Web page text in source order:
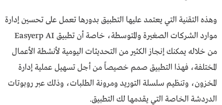
وهذه التقنية التي يعتمد عليها التطبيق بدورها تعمل على تحسين إدارة
موارد الشركات الصغيرة والمتوسطة، خاصة أن تطبيق Easyerp AI
من خلاله يمكنك إنجاز الكثير من التحديثات اليومية لأنشطة الأعمال
المختلفة، فهذا التطبيق صمم خصيصاً من أجل تسهيل عملية إدارة
المخزون، وتنظيم سلسلة التوريد ومرونة الطلبات، وذلك عبر روبوتات
الدردشة الخاصة التي يقدمها لك التطبيق.